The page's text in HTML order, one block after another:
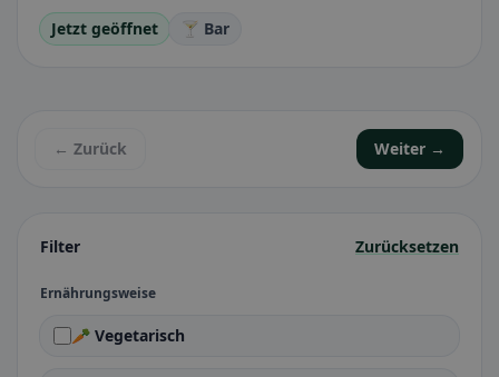
Filter Zurücksetzen
Ernährungsweise
🥕 Vegetarisch
Jetzt geöffnet 🍸 Bar
← Zurück Weiter →